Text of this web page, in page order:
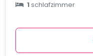
1schlafzimmer